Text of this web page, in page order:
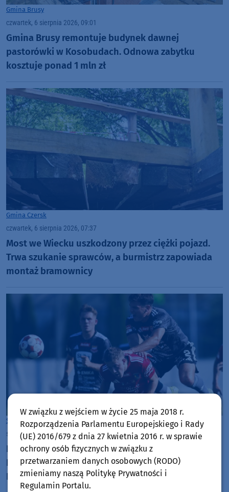
Gmina Brusy
czwartek, 6 sierpnia 2026, 09:01
Gmina Brusy remontuje budynek dawnej
pastorówki w Kosobudach. Odnowa zabytku
kosztuje ponad 1 mln zł
Gmina Czersk
czwartek, 6 sierpnia 2026, 07:37
Most we Wiecku uszkodzony przez ciężki pojazd.
Trwa szukanie sprawców, a burmistrz zapowiada
montaż bramownicy
SportChojnice
środa, 5 sierpnia 2026, 19:15
Koszmar Chojniczanki trwa. Odpadła z Pucharu
Polski już w pierwszym meczu. Przegrała z
Podhalem Nowy Targ 0:2. "Jesteśmy w totalnym
W związku z wejściem w życie 25 maja 2018 r.
Rozporządzenia Parlamentu Europejskiego i Rady
(UE) 2016/679 z dnia 27 kwietnia 2016 r. w sprawie
ochrony osób fizycznych w związku z
przetwarzaniem danych osobowych (RODO)
zmieniamy naszą Politykę Prywatności i
Regulamin Portalu.